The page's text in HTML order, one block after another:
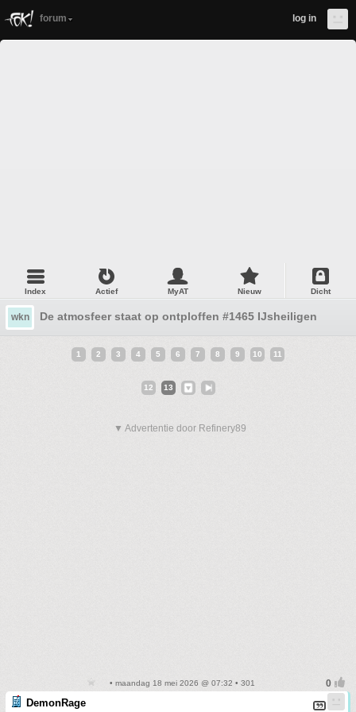
forum log in
Index Actief MyAT Nieuw Dicht
wkn De atmosfeer staat op ontploffen #1465 IJsheiligen!
1 2 3 4 5 6 7 8 9 10 11
12 13
▼ Advertentie door Refinery89
• maandag 18 mei 2026 @ 07:32 • 301
DemonRage